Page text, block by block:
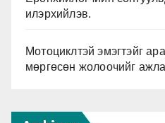
илэрхийлэв.
Мотоциклтэй эмэгтэйг
мөргөсөн жолоочийг